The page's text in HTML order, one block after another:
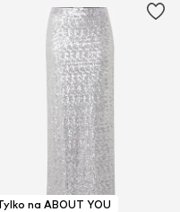
na ABOUT YOU